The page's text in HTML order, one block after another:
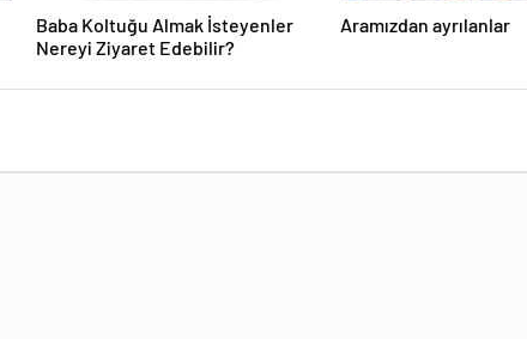
Baba Koltuğu Almak İsteyenler
Nereyi Ziyaret Edebilir?
Aramızdan ayrılanlar